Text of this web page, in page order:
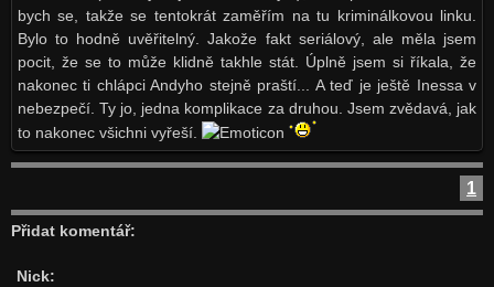
bych se, takže se tentokrát zaměřím na tu kriminálkovou linku.
Bylo to hodně uvěřitelný. Jakože fakt seriálový, ale měla jsem
pocit, že se to může klidně takhle stát. Úplně jsem si říkala, že
nakonec ti chlápci Andyho stejně praští... A teď je ještě Inessa v
nebezpečí. Ty jo, jedna komplikace za druhou. Jsem zvědavá, jak
to nakonec všichni vyřeší.
1
Přidat komentář:
Nick: